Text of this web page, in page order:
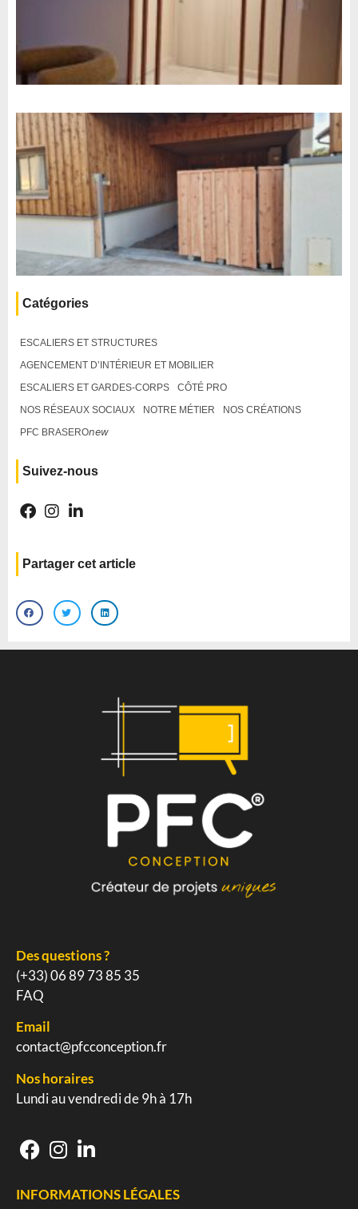
Catégories
ESCALIERS ET STRUCTURES
AGENCEMENT D’INTÉRIEUR ET MOBILIER
ESCALIERS ET GARDES-CORPS
CÔTÉ PRO
NOS RÉSEAUX SOCIAUX
NOTRE MÉTIER
NOS CRÉATIONS
PFC BRASERO𝘯𝘦𝘸
Suivez-nous
Partager cet article
Des questions ?
(+33) 06 89 73 85 35
FAQ
Email
contact@pfcconception.fr
Nos horaires
Lundi au vendredi de 9h à 17h
INFORMATIONS LÉGALES